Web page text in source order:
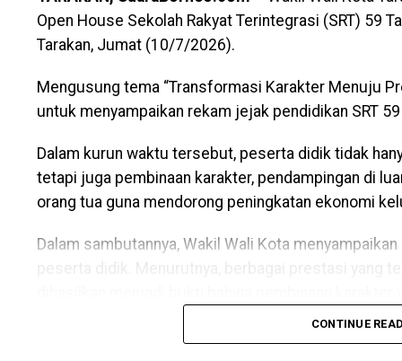
Open House Sekolah Rakyat Terintegrasi (SRT) 59
Tarakan, Jumat (10/7/2026).
Mengusung tema “Transformasi Karakter Menuju
untuk menyampaikan rekam jejak pendidikan SRT
Dalam kurun waktu tersebut, peserta didik tidak
tetapi juga pembinaan karakter, pendampingan di
orang tua guna mendorong peningkatan ekonomi
Dalam sambutannya, Wakil Wali Kota
yang berprestasi dan memiliki potensi untuk terus
CONTINUE